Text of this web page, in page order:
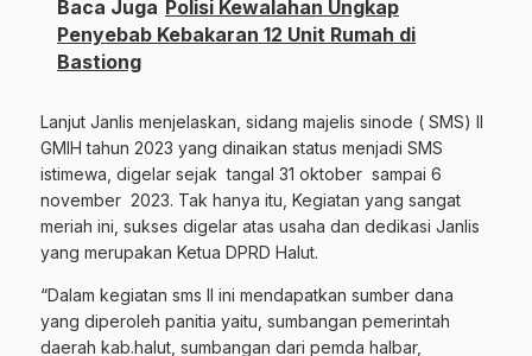
Baca Juga Polisi Kewalahan Ungkap
Penyebab Kebakaran 12 Unit Rumah di
Bastiong
Lanjut Janlis menjelaskan, sidang majelis sinode ( SMS) II
GMIH tahun 2023 yang dinaikan status menjadi SMS
istimewa, digelar sejak tangal 31 oktober sampai 6
november 2023. Tak hanya itu, Kegiatan yang sangat
meriah ini, sukses digelar atas usaha dan dedikasi Janlis
yang merupakan Ketua DPRD Halut.
“Dalam kegiatan sms II ini mendapatkan sumber dana
yang diperoleh panitia yaitu, sumbangan pemerintah
daerah kab.halut, sumbangan dari pemda halbar,